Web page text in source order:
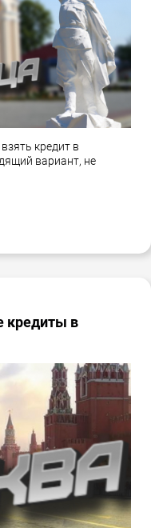
кредит в
вариант, не
кредиты в